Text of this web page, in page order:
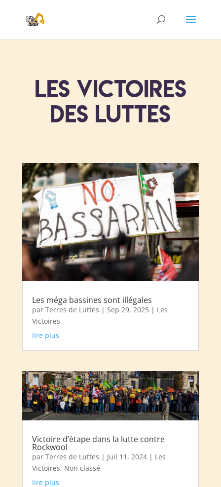
Les victoires
des luttes
Les méga bassines sont illégales
par Terres de Luttes | Sep 29, 2025| Les
Victoires
lire plus
Victoire d’étape dans la lutte contre
Rockwool
par Terres de Luttes | Juil 11, 2024| Les
Victoires, Non classé
lire plus